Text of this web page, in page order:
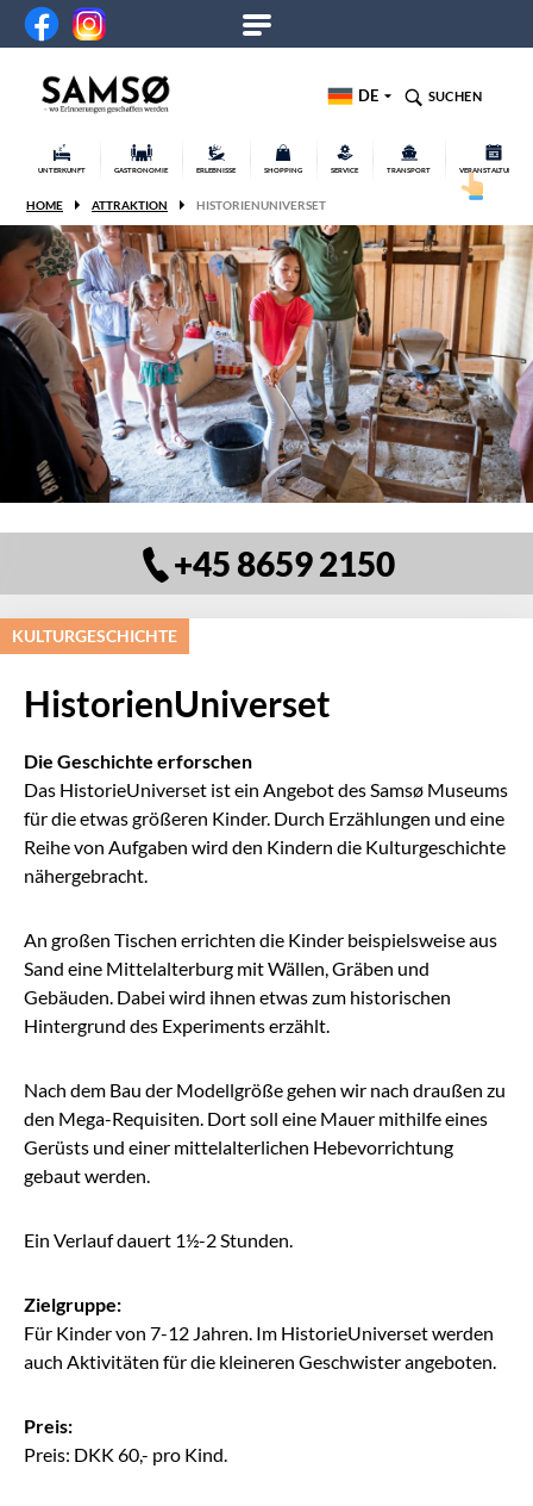
DE SUCHEN
UNTERKUNFT GASTRONOMIE ERLEBNISSE SHOPPING SERVICE TRANSPORT VERANSTALTUNGEN
HOME ATTRAKTION HISTORIENUNIVERSET
+45 8659 2150
KULTURGESCHICHTE
HistorienUniverset
Die Geschichte erforschen
Das HistorieUniverset ist ein Angebot des Samsø Museums
für die etwas größeren Kinder. Durch Erzählungen und eine
Reihe von Aufgaben wird den Kindern die Kulturgeschichte
nähergebracht.
An großen Tischen errichten die Kinder beispielsweise aus
Sand eine Mittelalterburg mit Wällen, Gräben und
Gebäuden. Dabei wird ihnen etwas zum historischen
Hintergrund des Experiments erzählt.
Nach dem Bau der Modellgröße gehen wir nach draußen zu
den Mega-Requisiten. Dort soll eine Mauer mithilfe eines
Gerüsts und einer mittelalterlichen Hebevorrichtung
gebaut werden.
Ein Verlauf dauert 1½-2 Stunden.
Zielgruppe:
Für Kinder von 7-12 Jahren. Im HistorieUniverset werden
auch Aktivitäten für die kleineren Geschwister angeboten.
Preis:
Preis: DKK 60,- pro Kind.